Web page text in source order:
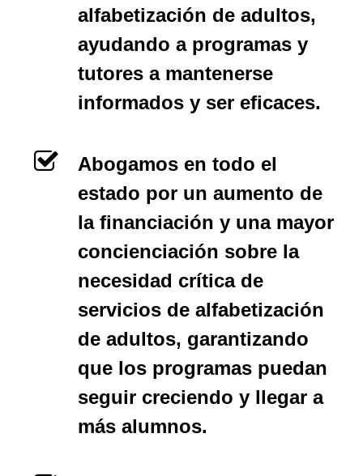
alfabetización de adultos,
ayudando a programas y
tutores a mantenerse
informados y ser eficaces.
Abogamos en todo el
estado por un aumento de
la financiación y una mayor
concienciación sobre la
necesidad crítica de
servicios de alfabetización
de adultos, garantizando
que los programas puedan
seguir creciendo y llegar a
más alumnos.